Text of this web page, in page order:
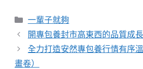
分
類
一輩子就夠
開專包養封市高東西的品質成
全力打造安然專包養行情有序
畫卷）